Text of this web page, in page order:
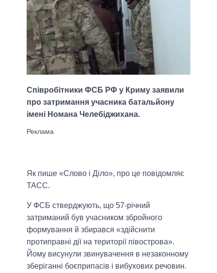
Співробітники ФСБ РФ у Криму заявили
про затримання учасника батальйону
імені Номана Челебіджихана.
Як пише «Слово і Діло», про це повідомляє
ТАСС.
У ФСБ стверджують, що 57-річний
затриманий був учасником збройного
формування й збирався «здійснити
протиправні дії на території півострова».
Йому висунули звинувачення в незаконному
зберіганні боєприпасів і вибухових речовин.